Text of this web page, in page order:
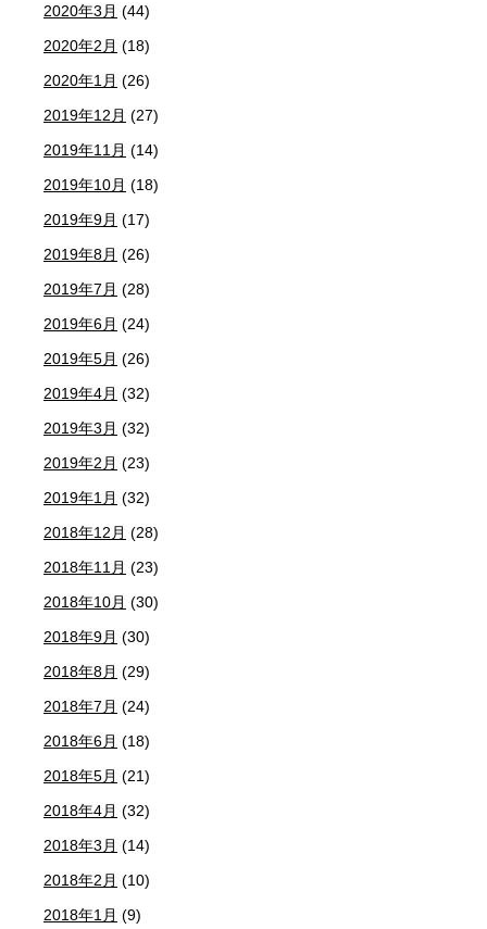
2020年3月 (44)
2020年2月 (18)
2020年1月 (26)
2019年12月 (27)
2019年11月 (14)
2019年10月 (18)
2019年9月 (17)
2019年8月 (26)
2019年7月 (28)
2019年6月 (24)
2019年5月 (26)
2019年4月 (32)
2019年3月 (32)
2019年2月 (23)
2019年1月 (32)
2018年12月 (28)
2018年11月 (23)
2018年10月 (30)
2018年9月 (30)
2018年8月 (29)
2018年7月 (24)
2018年6月 (18)
2018年5月 (21)
2018年4月 (32)
2018年3月 (14)
2018年2月 (10)
2018年1月 (9)